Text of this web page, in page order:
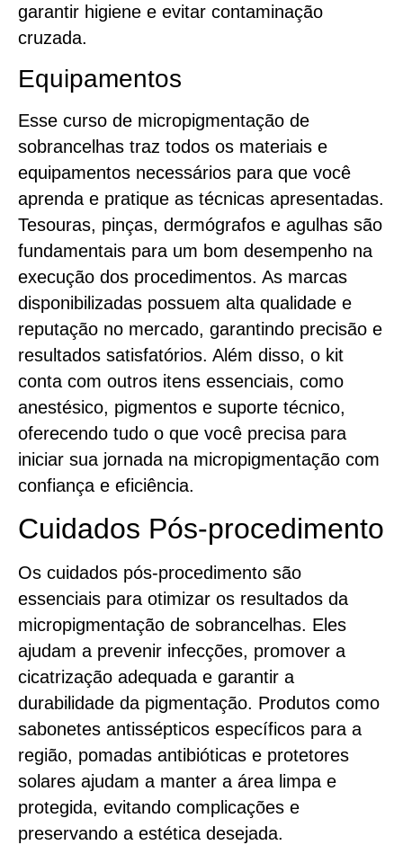
garantir higiene e evitar contaminação
cruzada.
Equipamentos
Esse curso de micropigmentação de
sobrancelhas traz todos os materiais e
equipamentos necessários para que você
aprenda e pratique as técnicas apresentadas.
Tesouras, pinças, dermógrafos e agulhas são
fundamentais para um bom desempenho na
execução dos procedimentos. As marcas
disponibilizadas possuem alta qualidade e
reputação no mercado, garantindo precisão e
resultados satisfatórios. Além disso, o kit
conta com outros itens essenciais, como
anestésico, pigmentos e suporte técnico,
oferecendo tudo o que você precisa para
iniciar sua jornada na micropigmentação com
confiança e eficiência.
Cuidados Pós-procedimento
Os cuidados pós-procedimento são
essenciais para otimizar os resultados da
micropigmentação de sobrancelhas. Eles
ajudam a prevenir infecções, promover a
cicatrização adequada e garantir a
durabilidade da pigmentação. Produtos como
sabonetes antissépticos específicos para a
região, pomadas antibióticas e protetores
solares ajudam a manter a área limpa e
protegida, evitando complicações e
preservando a estética desejada.